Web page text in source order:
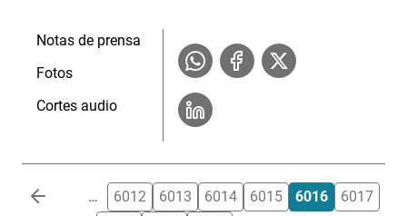
Notas de prensa
Fotos
Cortes audio
Paginación … 6012 6013 6014 6015 6016
6017